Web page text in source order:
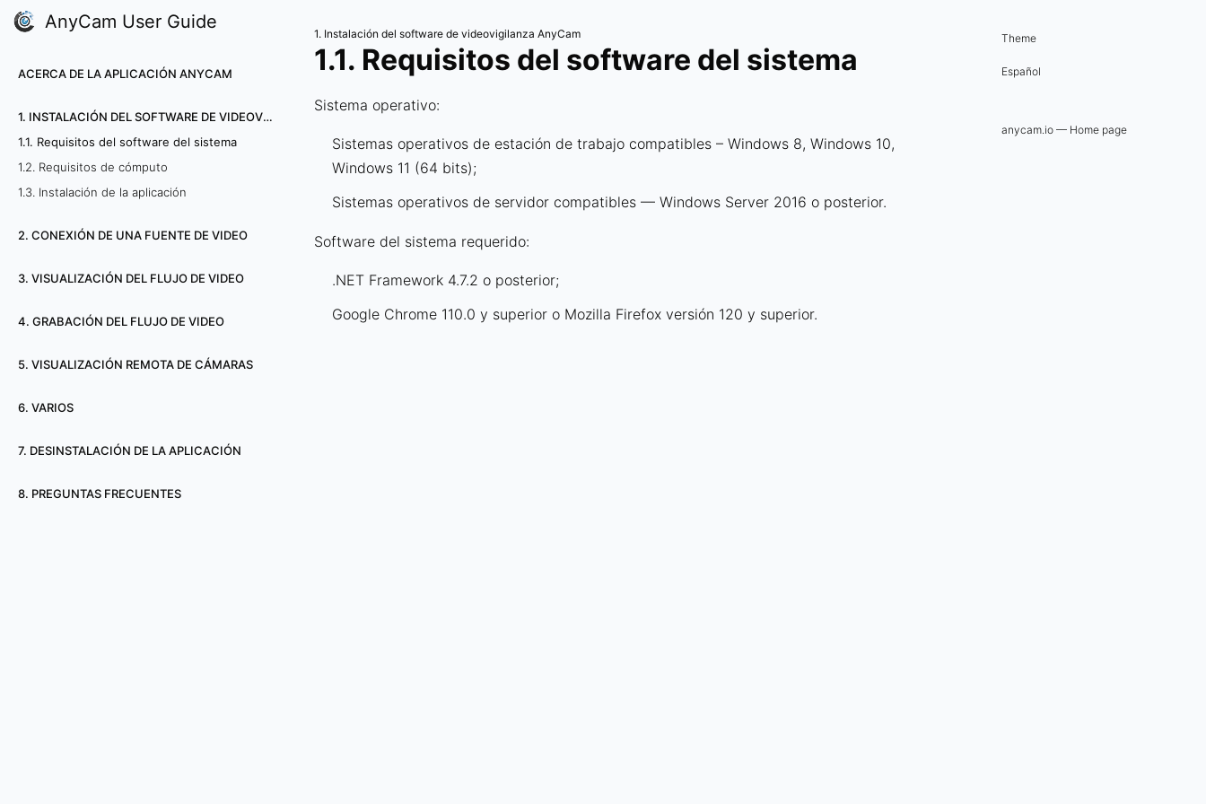
AnyCam User Guide
ACERCA DE LA APLICACIÓN ANYCAM
1. INSTALACIÓN DEL SOFTWARE DE VIDEOVIGILANZA ANYCAM
1.1. Requisitos del software del sistema
1.2. Requisitos de cómputo
1.3. Instalación de la aplicación
2. CONEXIÓN DE UNA FUENTE DE VIDEO
3. VISUALIZACIÓN DEL FLUJO DE VIDEO
4. GRABACIÓN DEL FLUJO DE VIDEO
5. VISUALIZACIÓN REMOTA DE CÁMARAS
6. VARIOS
7. DESINSTALACIÓN DE LA APLICACIÓN
8. PREGUNTAS FRECUENTES
1. Instalación del software de videovigilanza AnyCam
1.1. Requisitos del software del sistema
Sistema operativo:
Sistemas operativos de estación de trabajo compatibles – Windows 8, Windows 10,
Windows 11 (64 bits);
Sistemas operativos de servidor compatibles — Windows Server 2016 o posterior.
Software del sistema requerido:
.NET Framework 4.7.2 o posterior;
Google Chrome 110.0 y superior o Mozilla Firefox versión 120 y superior.
Theme
Español
anycam.io — Home page